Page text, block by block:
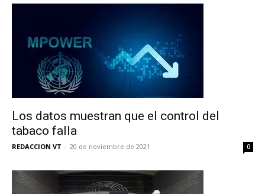
Los datos muestran que el control del
tabaco falla
REDACCION VT - 20 de noviembre de 2021 0